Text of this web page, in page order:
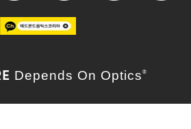
Depends On Optics ®